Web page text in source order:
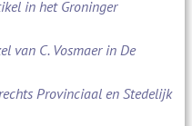
in het Groninger
van C. Vosmaer in De
Provinciaal en Stedelijk